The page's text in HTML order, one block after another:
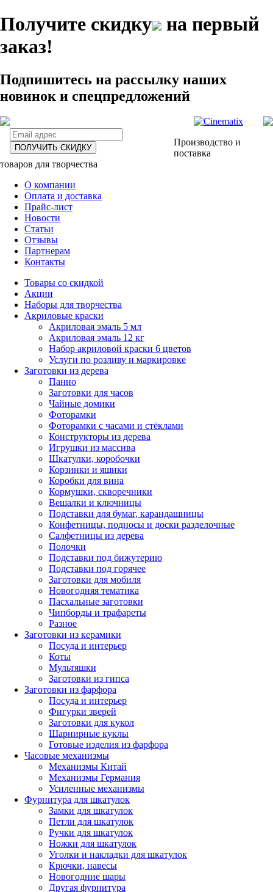
Получите скидку
на первый
заказ!
Подпишитесь на рассылку наших
новинок и спецпредложений
ПОЛУЧИТЬ СКИДКУ
Производство и
поставка
товаров для творчества
О компании
Оплата и доставка
Прайс-лист
Новости
Статьи
Отзывы
Партнерам
Контакты
Товары со скидкой
Акции
Наборы для творчества
Акриловые краски
Акриловая эмаль 5 мл
Акриловая эмаль 12 кг
Набор акриловой краски 6 цветов
Услуги по розливу и маркировке
Заготовки из дерева
Панно
Заготовки для часов
Чайные домики
Фоторамки
Фоторамки с часами и стёклами
Конструкторы из дерева
Игрушки из массива
Шкатулки, коробочки
Корзинки и ящики
Коробки для вина
Кормушки, скворечники
Вешалки и ключницы
Подставки для бумаг, карандашницы
Конфетницы, подносы и доски разделочные
Салфетницы из дерева
Полочки
Подставки под бижутерию
Подставки под горячее
Заготовки для мобиля
Новогодняя тематика
Пасхальные заготовки
Чипборды и трафареты
Разное
Заготовки из керамики
Посуда и интерьер
Коты
Мультяшки
Заготовки из гипса
Заготовки из фарфора
Посуда и интерьер
Фигурки зверей
Заготовки для кукол
Шарнирные куклы
Готовые изделия из фарфора
Часовые механизмы
Механизмы Китай
Механизмы Германия
Усиленные механизмы
Фурнитура для шкатулок
Замки для шкатулок
Петли для шкатулок
Ручки для шкатулок
Ножки для шкатулок
Уголки и накладки для шкатулок
Крючки, навесы
Новогодние шары
Другая фурнитура